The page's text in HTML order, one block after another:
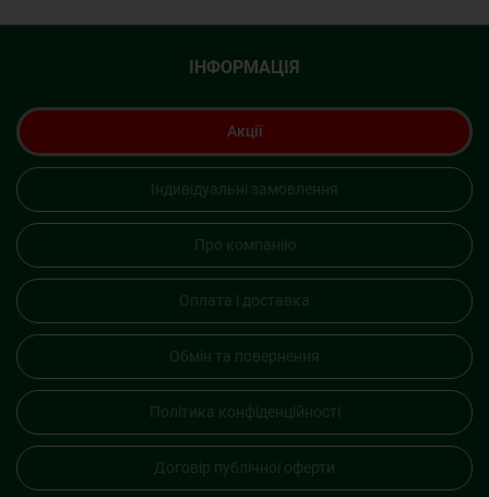
ІНФОРМАЦІЯ
Акції
Індивідуальні замовлення
Про компанію
Оплата і доставка
Обмін та повернення
Політика конфіденційності
Договір публічної оферти